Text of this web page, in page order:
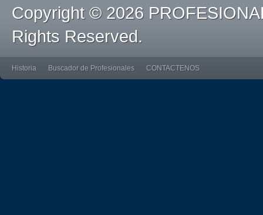
Copyright © 2026
Rights Reserved.
Historia Buscador de Profesionales CONTACTENOS